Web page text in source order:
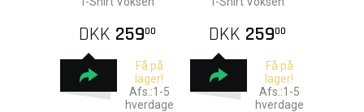
DKK 25900
Få på
lager!
Afs.:1-5
hverdage
DKK 25900
Få på
lager!
Afs.:1-5
hverdage